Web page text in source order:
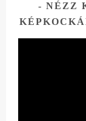
NÉZZ